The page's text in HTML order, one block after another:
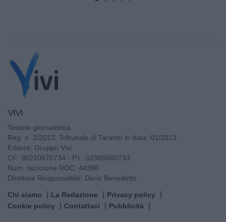
VIVI
Testata giornalistica
Reg. n. 2/2013, Tribunale di Taranto in data: 01/2013
Editore: Gruppo Vivi
CF: 90210670734 - P.I.: 02985660733
Num. Iscrizione ROC: 44396
Direttore Responsabile: Dario Benedetto
Chi siamo La Redazione
Privacy policy
Cookie policy
Contattaci Pubblicità